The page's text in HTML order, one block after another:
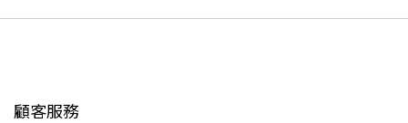
顧客服務